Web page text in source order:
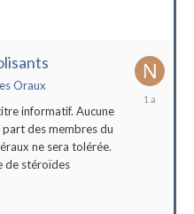
Oraux
informatif. Aucune
des membres du
ne sera tolérée.
de stéroïdes